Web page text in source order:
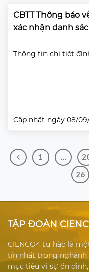
CBTT Thông báo
xác nhận danh
Thông tin chi tiết
Cập nhật ngày 08/
1 …
26
TẬP ĐOÀN
CIENCO4 tự hào là
tín nhất trong nghành
mục tiêu vì sự ổn